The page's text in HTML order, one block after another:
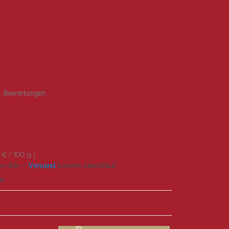
Bewertungen
€/ 100 g
drin –Versand kommt obendrauf.